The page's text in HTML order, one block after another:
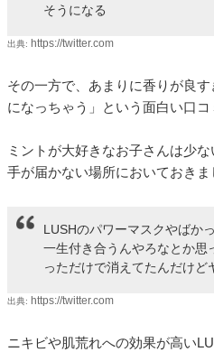
そうになる
出典: https://twitter.com
その一方で、あまりに香りが良
になっちゃう」という面白い口コ
ミントが大好きなお子さんは少
手が届かない場所においておきま
LUSHのパワーマスクやばか
一生付き合うんやろなとか思
っただけで消えてたんだけど
出典: https://twitter.com
ニキビや肌荒れへの効果が高い